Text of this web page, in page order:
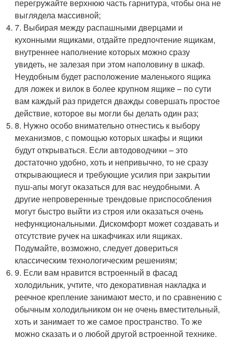
перегружайте верхнюю часть гарнитура, чтобы она не
выглядела массивной;
7. Выбирая между распашными дверцами и
кухонными ящиками, отдайте предпочтение ящикам,
внутреннее наполнение которых можно сразу
увидеть, не залезая при этом наполовину в шкаф.
Неудобным будет расположение маленького ящика
для ложек и вилок в более крупном ящике – по сути
вам каждый раз придется дважды совершать простое
действие, которое вы могли бы делать один раз;
8. Нужно особо внимательно отнестись к выбору
механизмов, с помощью которых шкафы и ящики
будут открываться. Если автодоводчики – это
достаточно удобно, хоть и непривычно, то не сразу
открывающиеся и требующие усилия при закрытии
пуш-апы могут оказаться для вас неудобными. А
другие непроверенные трендовые приспособления
могут быстро выйти из строя или оказаться очень
нефункциональными. Дискомфорт может создавать и
отсутствие ручек на шкафчиках или ящиках.
Подумайте, возможно, следует довериться
классическим технологическим решениям;
9. Если вам нравится встроенный в фасад
холодильник, учтите, что декоративная накладка и
реечное крепление занимают место, и по сравнению с
обычным холодильником он не очень вместительный,
хоть и занимает то же самое пространство. То же
можно сказать и о любой другой встроенной технике.